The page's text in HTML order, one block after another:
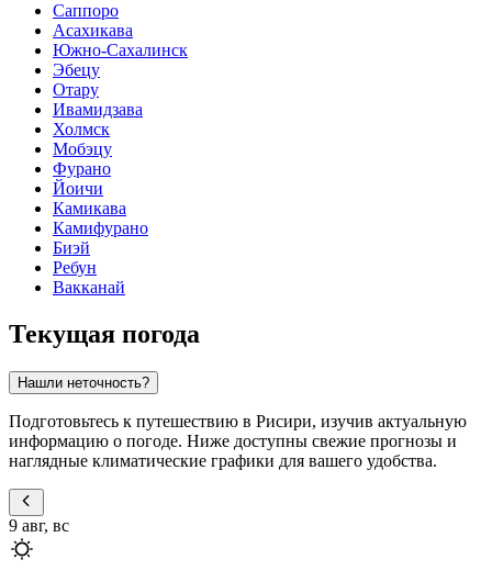
Саппоро
Асахикава
Южно-Сахалинск
Эбецу
Отару
Ивамидзава
Холмск
Мобэцу
Фурано
Йоичи
Камикава
Камифурано
Биэй
Ребун
Вакканай
Текущая погода
Нашли неточность?
Подготовьтесь к путешествию в Рисири, изучив актуальную
информацию о погоде. Ниже доступны свежие прогнозы и
наглядные климатические графики для вашего удобства.
9 авг, вс